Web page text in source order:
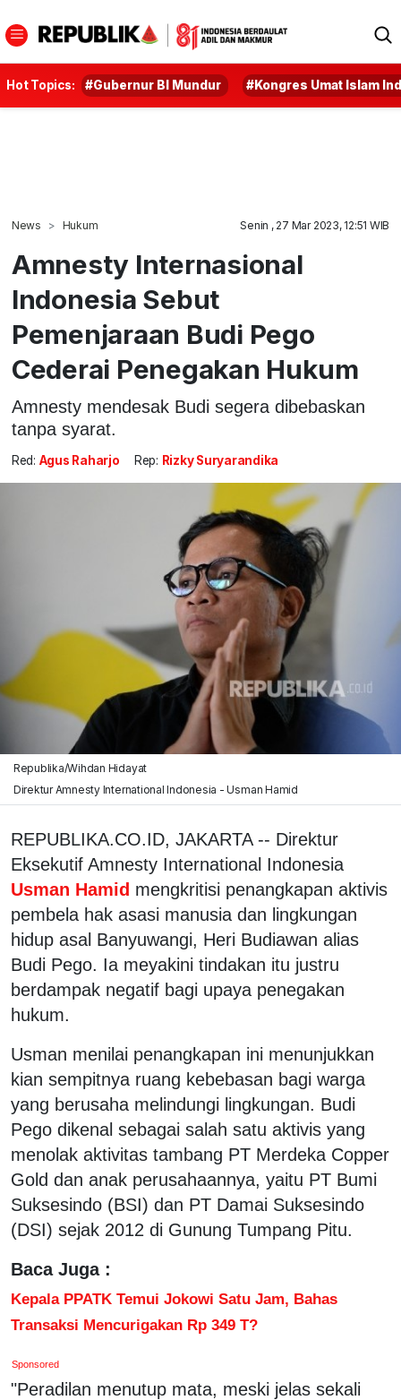
Hot Topics: #Gubernur BI Mundur #Kongres Umat Islam
News Hukum Senin , 27 Mar 2023, 12:51 WIB
Amnesty Internasional
Indonesia Sebut
Pemenjaraan Budi Pego
Cederai Penegakan Hukum
Amnesty mendesak Budi segera dibebaskan
tanpa syarat.
Red: Agus Raharjo Rep: Rizky Suryarandika
Republika/Wihdan Hidayat
Direktur Amnesty International Indonesia - Usman Hamid
REPUBLIKA.CO.ID, JAKARTA -- Direktur
Eksekutif Amnesty International Indonesia
Usman Hamid mengkritisi penangkapan aktivis
pembela hak asasi manusia dan lingkungan
hidup asal Banyuwangi, Heri Budiawan alias
Budi Pego. Ia meyakini tindakan itu justru
berdampak negatif bagi upaya penegakan
hukum.
Usman menilai penangkapan ini menunjukkan
kian sempitnya ruang kebebasan bagi warga
yang berusaha melindungi lingkungan. Budi
Pego dikenal sebagai salah satu aktivis yang
menolak aktivitas tambang PT Merdeka Copper
Gold dan anak perusahaannya, yaitu PT Bumi
Suksesindo (BSI) dan PT Damai Suksesindo
(DSI) sejak 2012 di Gunung Tumpang Pitu.
Baca Juga :
Kepala PPATK Temui Jokowi Satu Jam, Bahas
Transaksi Mencurigakan Rp 349 T?
Sponsored
"Peradilan menutup mata, meski jelas sekali